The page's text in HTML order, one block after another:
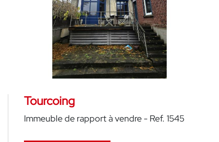
Tourcoing
Immeuble de rapport à vendre - Ref. 1545